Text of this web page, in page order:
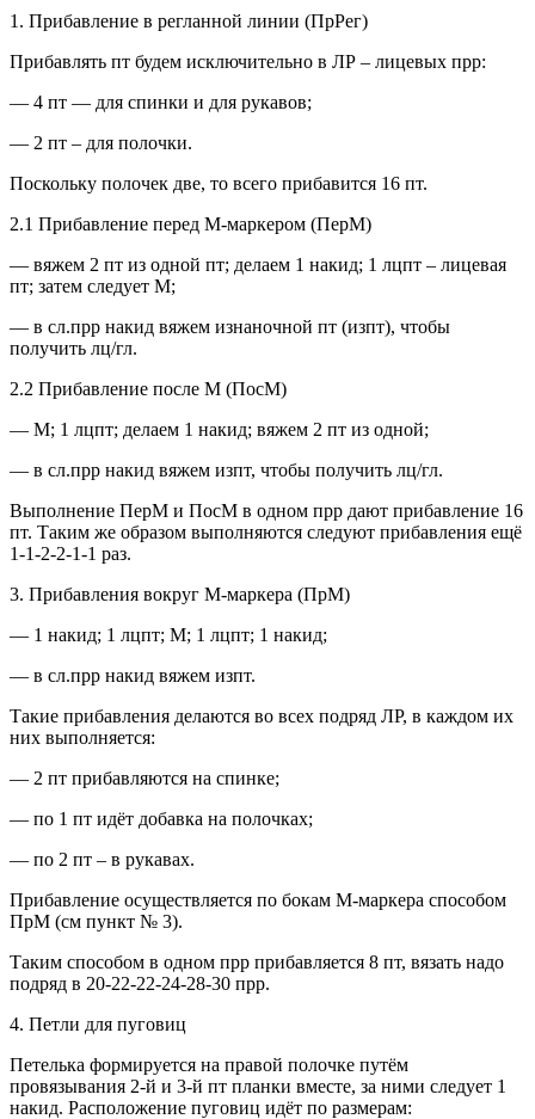
1. Прибавление в регланной линии (ПрРег)
Прибавлять пт будем исключительно в ЛР – лицевых прр:
— 4 пт — для спинки и для рукавов;
— 2 пт – для полочки.
Поскольку полочек две, то всего прибавится 16 пт.
2.1 Прибавление перед М-маркером (ПерМ)
— вяжем 2 пт из одной пт; делаем 1 накид; 1 лцпт – лицевая
пт; затем следует М;
— в сл.прр накид вяжем изнаночной пт (изпт), чтобы
получить лц/гл.
2.2 Прибавление после М (ПосМ)
— М; 1 лцпт; делаем 1 накид; вяжем 2 пт из одной;
— в сл.прр накид вяжем изпт, чтобы получить лц/гл.
Выполнение ПерМ и ПосМ в одном прр дают прибавление 16
пт. Таким же образом выполняются следуют прибавления ещё
1-1-2-2-1-1 раз.
3. Прибавления вокруг М-маркера (ПрМ)
— 1 накид; 1 лцпт; М; 1 лцпт; 1 накид;
— в сл.прр накид вяжем изпт.
Такие прибавления делаются во всех подряд ЛР, в каждом их
них выполняется:
— 2 пт прибавляются на спинке;
— по 1 пт идёт добавка на полочках;
— по 2 пт – в рукавах.
Прибавление осуществляется по бокам М-маркера способом
ПрМ (см пункт № 3).
Таким способом в одном прр прибавляется 8 пт, вязать надо
подряд в 20-22-22-24-28-30 прр.
4. Петли для пуговиц
Петелька формируется на правой полочке путём
провязывания 2-й и 3-й пт планки вместе, за ними следует 1
накид. Расположение пуговиц идёт по размерам: